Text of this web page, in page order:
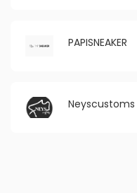
PAPISNEAKER
Neyscustoms